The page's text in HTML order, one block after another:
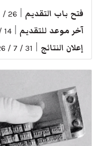
فتح باب التقديم 26 / 1 / 2026
آخر موعد للتقديم 14 / 4 / 2026
إعلان النتائج 31 / 7 / 2026